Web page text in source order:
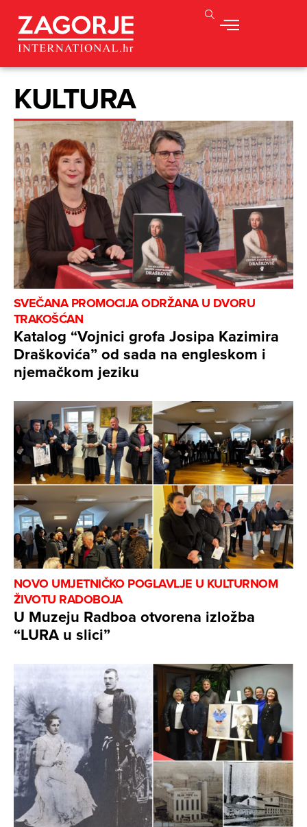
KULTURA
SVEČANA PROMOCIJA ODRŽANA U DVORU
TRAKOŠĆAN
Katalog “Vojnici grofa Josipa Kazimira
Draškovića” od sada na engleskom i
njemačkom jeziku
NOVO UMJETNIČKO POGLAVLJE U KULTURNOM
ŽIVOTU RADOBOJA
U Muzeju Radboa otvorena izložba
“LURA u slici”